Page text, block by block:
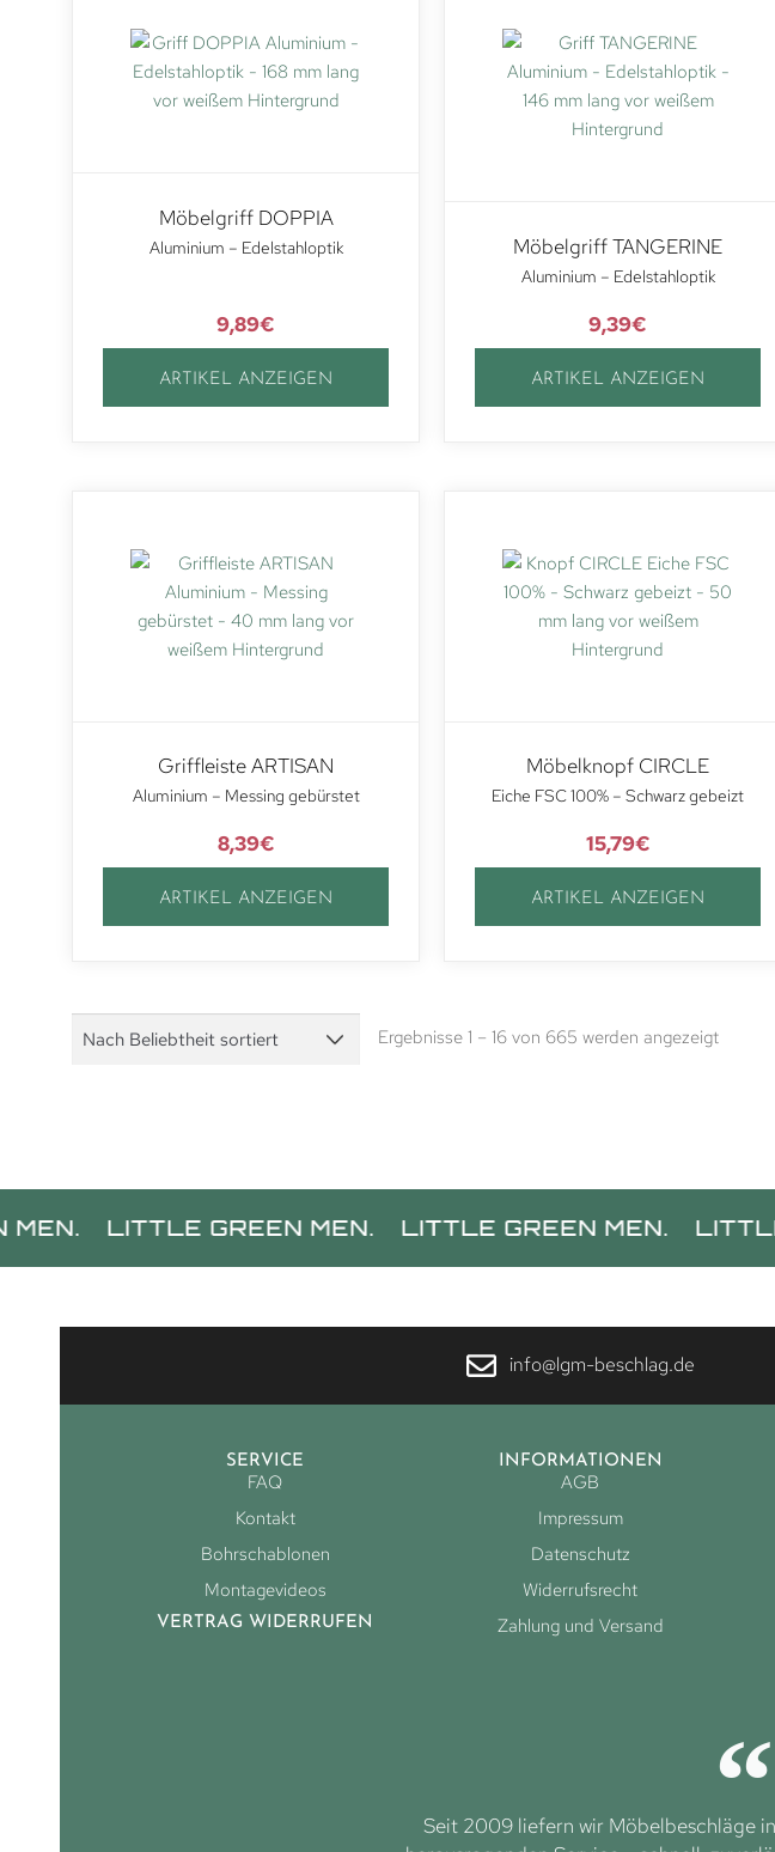
Möbelgriff DOPPIA
Aluminium – Edelstahloptik
9,89€
ARTIKEL ANZEIGEN
Möbelgriff TANGERINE
Aluminium – Edelstahloptik
9,39€
ARTIKEL ANZEIGEN
Griffleiste ARTISAN
Aluminium – Messing gebürstet
8,39€
ARTIKEL ANZEIGEN
Möbelknopf CIRCLE
Eiche FSC 100% – Schwarz gebeizt
15,79€
ARTIKEL ANZEIGEN
Ergebnisse 1 – 16 von 665 werden angezeigt
LITTLE GREEN MEN. LITTLE GREEN MEN. LITTLE
info@lgm-beschlag.de
SERVICE
FAQ
Kontakt
Bohrschablonen
Montagevideos
VERTRAG WIDERRUFEN
INFORMATIONEN
AGB
Impressum
Datenschutz
Widerrufsrecht
Zahlung und Versand
Seit 2009 liefern wir Möbelbeschläge